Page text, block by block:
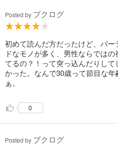
Posted by ブクログ
初めて読んだ方だったけど、バ
ドなモノが多く、男性ならでは
てるの？！って突っ込んだりし
かった。なんで30歳って節目な
ぁ。
0
Posted by ブクログ